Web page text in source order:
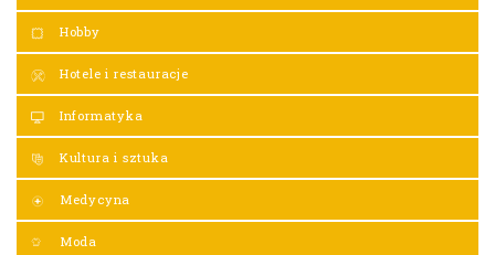
Hobby
Hotele i restauracje
Informatyka
Kultura i sztuka
Medycyna
Moda